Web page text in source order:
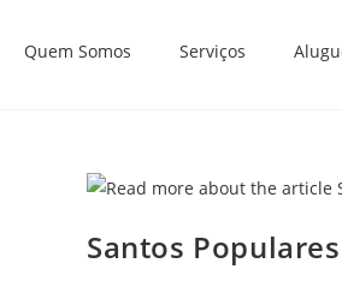
Quem Somos Serviços
Santos